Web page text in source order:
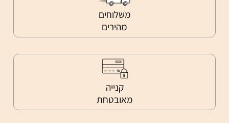
משלוחים
מהירים
קנייה
מאובטחת